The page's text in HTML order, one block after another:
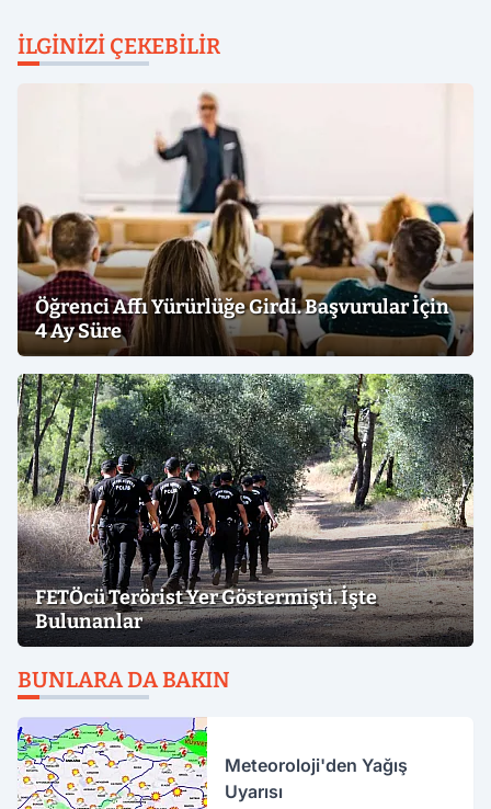
İLGINIZI ÇEKEBILIR
Öğrenci Affı Yürürlüğe Girdi. Başvurular İçin
4 Ay Süre
FETÖcü Terörist Yer Göstermişti. İşte
Bulunanlar
BUNLARA DA BAKIN
Meteoroloji'den Yağış
Uyarısı